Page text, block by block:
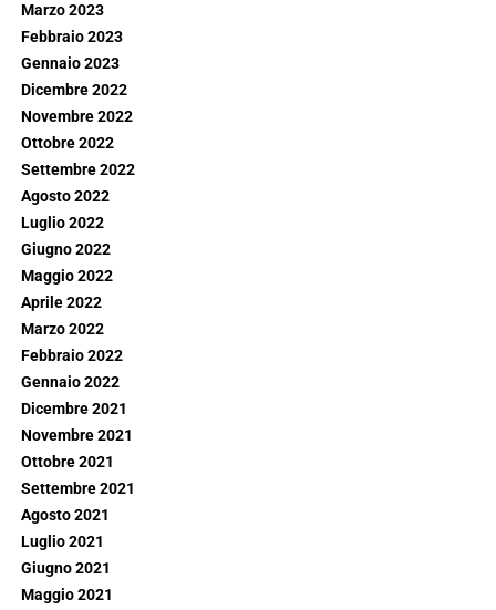
Marzo 2023
Febbraio 2023
Gennaio 2023
Dicembre 2022
Novembre 2022
Ottobre 2022
Settembre 2022
Agosto 2022
Luglio 2022
Giugno 2022
Maggio 2022
Aprile 2022
Marzo 2022
Febbraio 2022
Gennaio 2022
Dicembre 2021
Novembre 2021
Ottobre 2021
Settembre 2021
Agosto 2021
Luglio 2021
Giugno 2021
Maggio 2021